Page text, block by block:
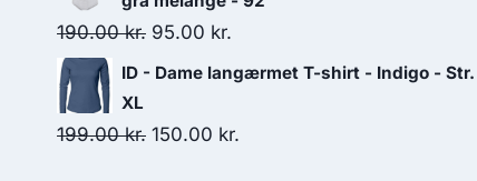
349.00 kr..
190.00kr. Original
price
190.00 kr..
95.00 kr.
price
95.00 kr..
ID - Dame langærmet T-shirt - Indigo - Str.
XL
199.00kr. Original
150.00 kr.